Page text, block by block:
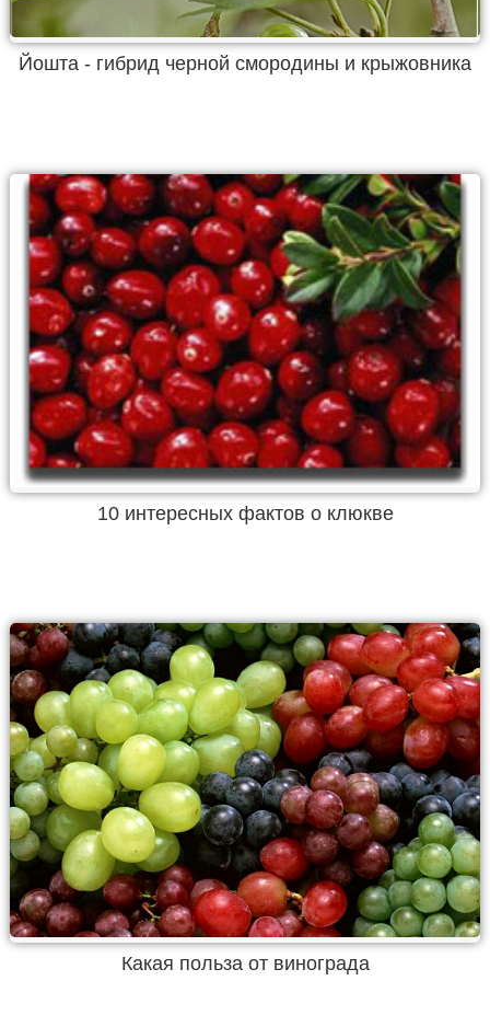
Йошта - гибрид черной смородины и крыжовника
10 интересных фактов о клюкве
Какая польза от винограда